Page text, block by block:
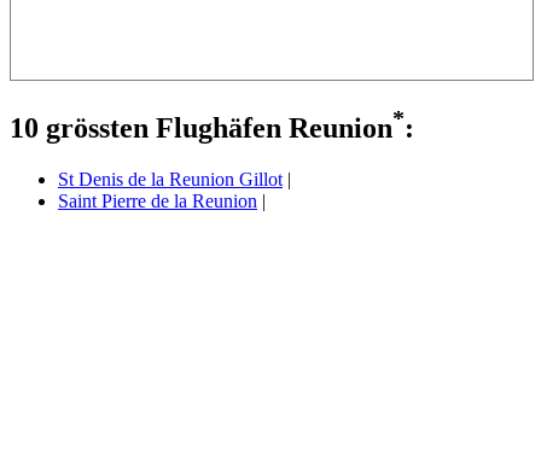
10 grössten Flughäfen Reunion*:
St Denis de la Reunion Gillot |
Saint Pierre de la Reunion |